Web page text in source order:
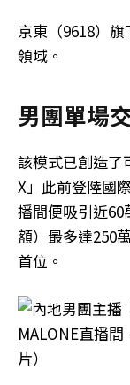
京東（9618）
領域。
男團單場
該模式已創造了
X」此前登陸國
播間便吸引近60
額）最多達250
首位。